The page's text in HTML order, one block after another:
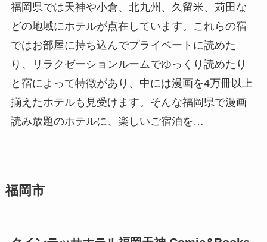
福岡県では天神や小倉、北九州、久留米、苅田な
どの地域にホテルが点在しています。これらの宿
ではお部屋に持ち込んでプライベートに読めた
り、リラクゼーションルームでゆっくり読めたり
と宿によって特徴があり、中には漫画を4万冊以上
揃えたホテルも見受けます。そんな福岡県で漫画
読み放題のホテルに、楽しいご宿泊を…
福岡市